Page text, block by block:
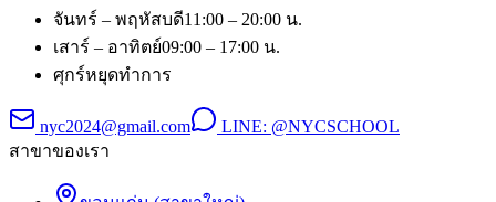
จันทร์ – พฤหัสบดี11:00 – 20:00 น.
เสาร์ – อาทิตย์09:00 – 17:00 น.
ศุกร์หยุดทำการ
nyc2024@gmail.com LINE: @NYCSCHOOL
สาขาของเรา